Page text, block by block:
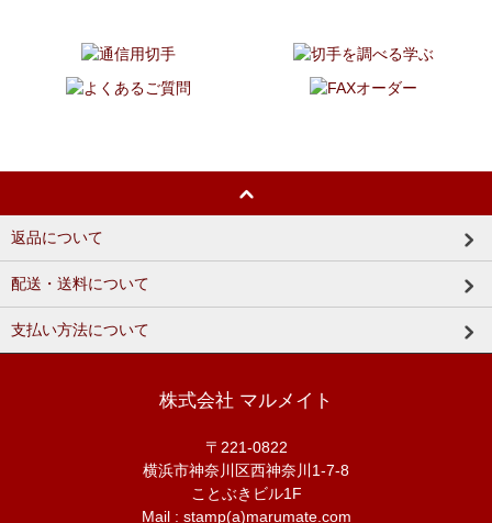
返品について
配送・送料について
支払い方法について
株式会社 マルメイト
〒221-0822
横浜市神奈川区西神奈川1-7-8
ことぶきビル1F
Mail : stamp(a)marumate.com